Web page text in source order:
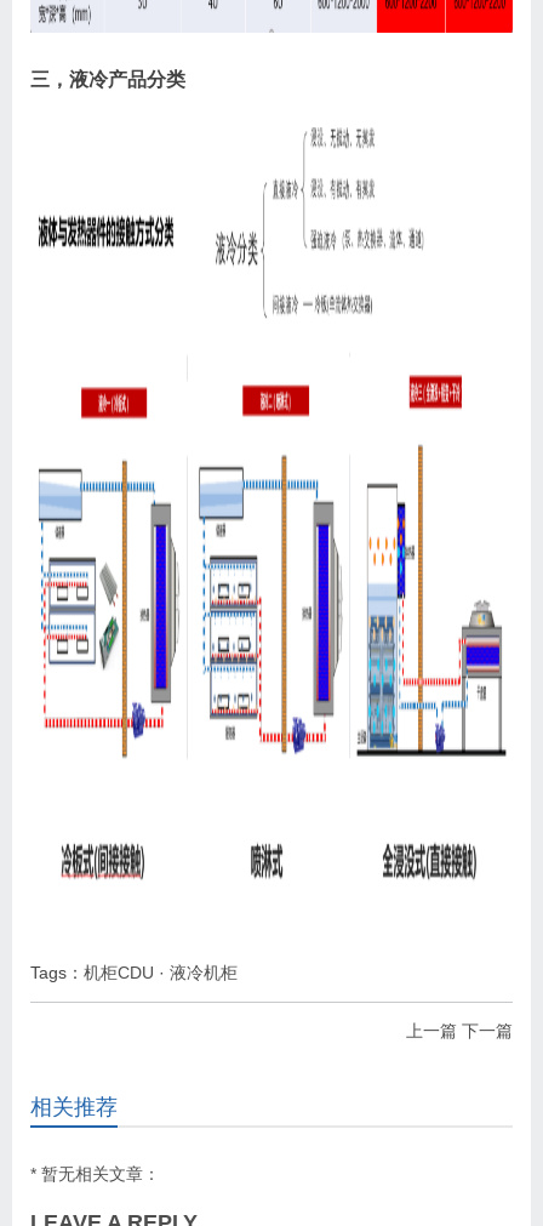
三，液冷产品分类
Tags： 机柜CDU · 液冷机柜
上一篇 下一篇
相关推荐
* 暂无相关文章：